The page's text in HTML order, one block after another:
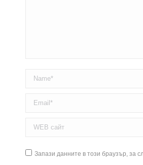
Name *
Email *
WEB сайт
Запази данните в този браузър, за